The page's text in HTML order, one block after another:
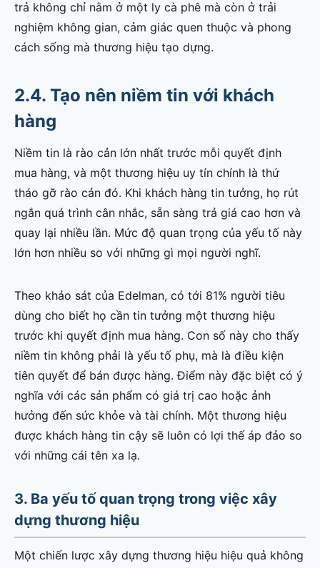
trả không chỉ nằm ở một ly cà phê mà còn ở trải
nghiệm không gian, cảm giác quen thuộc và phong
cách sống mà thương hiệu tạo dựng.
2.4. Tạo nên niềm tin với khách
hàng
Niềm tin là rào cản lớn nhất trước mỗi quyết định
mua hàng, và một thương hiệu uy tín chính là thứ
tháo gỡ rào cản đó. Khi khách hàng tin tưởng, họ rút
ngắn quá trình cân nhắc, sẵn sàng trả giá cao hơn và
quay lại nhiều lần. Mức độ quan trọng của yếu tố này
lớn hơn nhiều so với những gì mọi người nghĩ.
Theo khảo sát của Edelman, có tới 81% người tiêu
dùng cho biết họ cần tin tưởng một thương hiệu
trước khi quyết định mua hàng. Con số này cho thấy
niềm tin không phải là yếu tố phụ, mà là điều kiện
tiên quyết để bán được hàng. Điểm này đặc biệt có ý
nghĩa với các sản phẩm có giá trị cao hoặc ảnh
hưởng đến sức khỏe và tài chính. Một thương hiệu
được khách hàng tin cậy sẽ luôn có lợi thế áp đảo so
với những cái tên xa lạ.
3. Ba yếu tố quan trọng trong việc xây
dựng thương hiệu
Một chiến lược xây dựng thương hiệu hiệu quả không